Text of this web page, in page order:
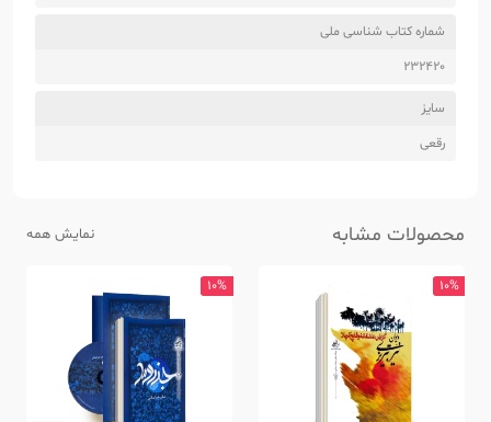
شماره کتاب شناسی ملی
232420
سایز
رقعی
محصولات مشابه نمایش همه
10%
10%